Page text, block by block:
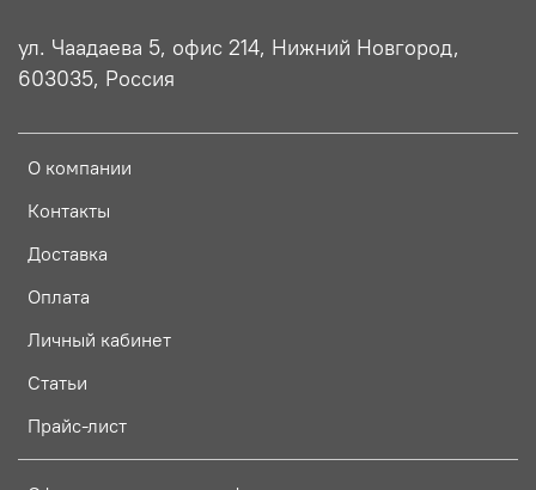
О компании
Контакты
Доставка
Оплата
Личный кабинет
Статьи
Прайс-лист
ул. Чаадаева 5, офис 214, Нижний Новгород,
603035, Россия